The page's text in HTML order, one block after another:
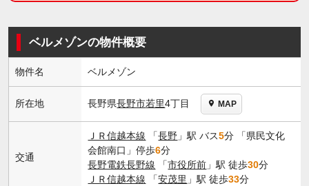
ベルメゾンの物件概要
物件名 ベルメゾン
所在地 長野県長野市若里4丁目 MAP
交通
ＪＲ信越本線 「長野 」駅 バス5分 「県民文化
会館南口」停歩6分
長野電鉄長野線 「市役所前 」駅 徒歩30分
ＪＲ信越本線 「安茂里 」駅 徒歩33分